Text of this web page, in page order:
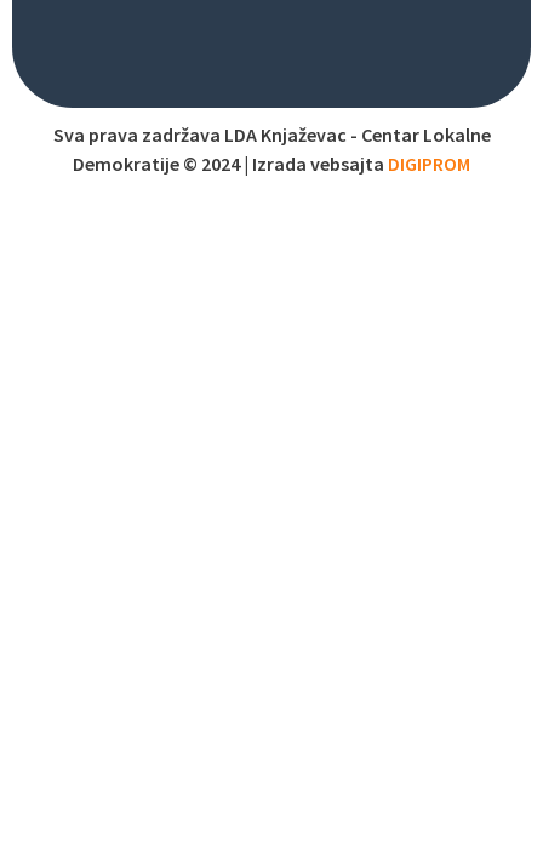
Sva prava zadržava LDA Knjaževac - Centar Lokalne
Demokratije © 2024 | Izrada vebsajta DIGIPROM